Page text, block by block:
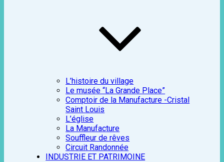
L’histoire du village
Le musée “La Grande Place”
Comptoir de la Manufacture -Cristal
Saint Louis
L’église
La Manufacture
Souffleur de rêves
Circuit Randonnée
INDUSTRIE ET PATRIMOINE